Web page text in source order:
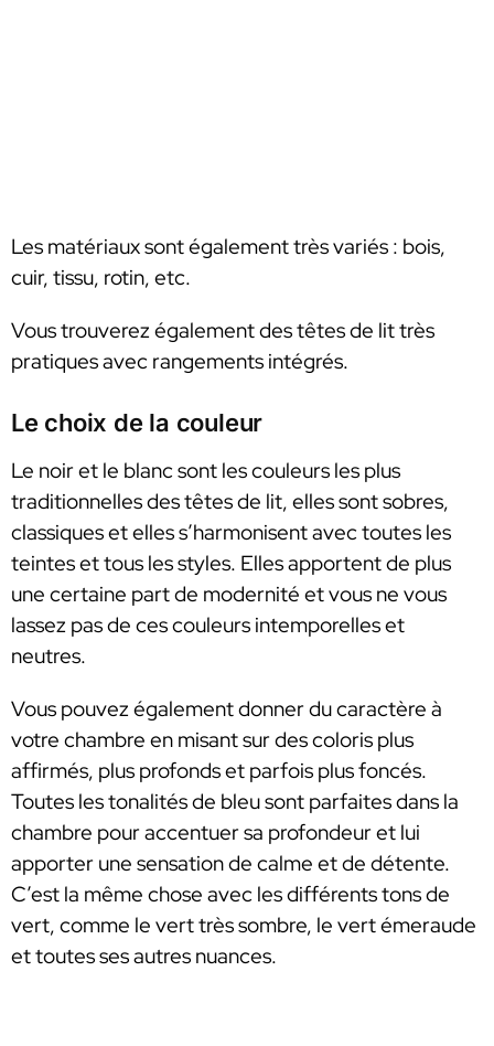
Les matériaux sont également très variés : bois,
cuir, tissu, rotin, etc.
Vous trouverez également des têtes de lit très
pratiques avec rangements intégrés.
Le choix de la couleur
Le noir et le blanc sont les couleurs les plus
traditionnelles des têtes de lit, elles sont sobres,
classiques et elles s’harmonisent avec toutes les
teintes et tous les styles. Elles apportent de plus
une certaine part de modernité et vous ne vous
lassez pas de ces couleurs intemporelles et
neutres.
Vous pouvez également donner du caractère à
votre chambre en misant sur des coloris plus
affirmés, plus profonds et parfois plus foncés.
Toutes les tonalités de bleu sont parfaites dans la
chambre pour accentuer sa profondeur et lui
apporter une sensation de calme et de détente.
C’est la même chose avec les différents tons de
vert, comme le vert très sombre, le vert émeraude
et toutes ses autres nuances.